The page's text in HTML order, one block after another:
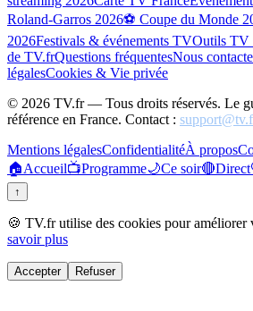
Roland-Garros 2026⚽ Coupe du Monde
2026Festivals & événements TVOutils TV
de TV.frQuestions fréquentesNous
légalesCookies & Vie privée
© 2026 TV.fr — Tous droits réservés. Le
référence en France. Contact :
Mentions légalesConfidentialitéÀ propos
🏠Accueil📺Programme🌙Ce soir🔴Direct
↑
🍪 TV.fr utilise des cookies pour améliorer
savoir plus
Accepter Refuser